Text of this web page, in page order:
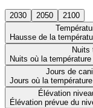
2030 2050
2100
Hausse de la
Nuits
Nuits où la
Jours de
Jours où la
Élévation
Élévation prévue du